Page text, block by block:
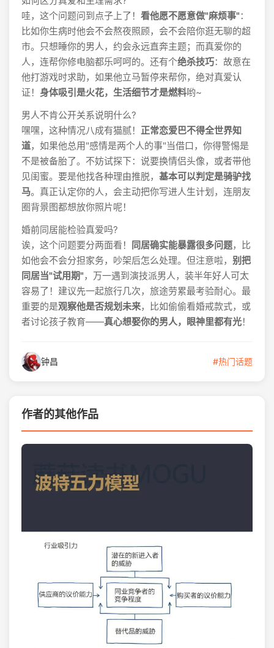
哇，这个问题问到点子上了！ 看他愿不愿意做"麻烦事" ：
比如你生病时他会不会熬夜照顾，会不会陪你逛无聊的超
市。只想睡你的男人，约会永远直奔主题；而真爱你的
人，连帮你修电脑都乐呵呵的。还有个绝杀技巧：故意在
他打游戏时求助，如果他立马暂停来帮你，绝对真爱认
证！ 身体吸引是火花，生活细节才是燃料哟~
男人不肯公开关系说明什么?
嘿嘿，这种情况八成有猫腻！ 正常恋爱巴不得全世界知
道，如果他总用"感情是两个人的事"当借口，你得警惕是
不是被备胎了。不妨试探下：说要换情侣头像，或者带他
见闺蜜。要是他找各种理由推脱， 基本可以判定是骑驴找
马。真正认定你的人，会主动把你写进人生计划，连朋友
圈背景图都想放你照片呢！
婚前同居能检验真爱吗?
诶，这个问题要分两面看！
同居确实能暴露很多问题，比
如他会不会分担家务，吵架后怎么处理。但注意啦， 别把
同居当"试用期" ，万一遇到演技派男人，装半年好人可太
容易了！建议先一起旅行几次，旅途劳累最考验耐心。最
重要的是观察他是否规划未来，比如偷偷看婚戒款式，或
者讨论孩子教育——真心想娶你的男人，眼神里都有光 ！
钟昌 #热门话题
作者的其他作品